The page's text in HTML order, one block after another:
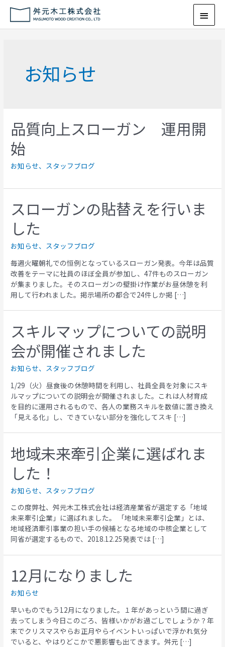
お知らせ
品質向上スローガン 運用開
始
お知らせ、 スタッフブログ
スローガンの貼替えを行いま
した
お知らせ、 スタッフブログ
毎週火曜朝礼での恒例となっているスローガン発表。今年は品質
改善をテーマに社員のほぼ全員が参加し、47件ものスローガン
が集まりました。そのスローガンの壁掛け作業がお昼休憩を利
用して行われました。掲示場所の都合で24件しか掲 […]
スキルマップについての説明
会が開催されました
お知らせ、 スタッフブログ
1/29（火）昼食後の休憩時間を利用し、社員全員を対象にスキ
ルマップについての説明会が開催されました。これは人材育成
を目的に運用されるもので、各人の業務スキルを数値に置き換え
「見える化」し、できていない部分を強化してスキ […]
地域未来牽引企業に選ばれま
した！
お知らせ、 スタッフブログ
この度弊社、舛元木工株式会社は経済産業省が選定する「地域
未来牽引企業」に選ばれました。 「地域未来牽引企業」とは、
地域経済牽引事業の担い手の候補となる地域の中核企業として
同省が選定するもので、2018.12.25発表では […]
12月になりました
お知らせ
早いものでもう12月になりました。１年があっという間に過ぎ
去ってしまう今日このごろ、皆様いかがお過ごしでしょうか？年
末でクリスマスやらお正月やらイベントいっぱいで浮かれ気分
でいると、やはりどこかで悪影響も出てきます。舛元 […]